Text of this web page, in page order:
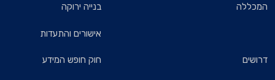
המכללה בנייה ירוקה
אישורים והתעדות
דרושים חוק חופש המידע